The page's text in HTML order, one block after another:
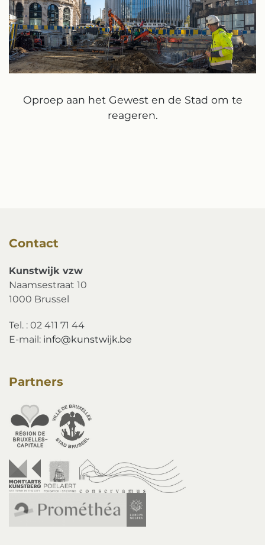
Oproep aan het Gewest en de Stad om te
reageren.
Contact
Kunstwijk vzw
Naamsestraat 10
1000 Brussel
Tel. : 02 411 71 44
E-mail: info@kunstwijk.be
Partners